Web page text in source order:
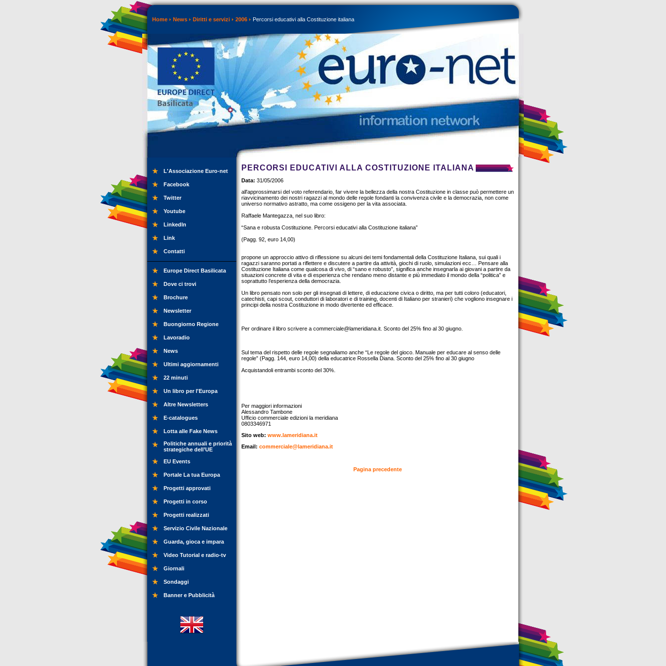
Home News Diritti e servizi 2006 Percorsi educativi alla Costituzione italiana
L'Associazione Euro-net
Facebook
Twitter
Youtube
LinkedIn
Link
Contatti
Europe Direct Basilicata
Dove ci trovi
Brochure
Newsletter
Buongiorno Regione
Lavoradio
News
Ultimi aggiornamenti
22 minuti
Un libro per l'Europa
Altre Newsletters
E-catalogues
Lotta alle Fake News
Politiche annuali e priorità
strategiche dell’UE
EU Events
Portale La tua Europa
Progetti approvati
Progetti in corso
Progetti realizzati
Servizio Civile Nazionale
Guarda, gioca e impara
Video Tutorial e radio-tv
Giornali
Sondaggi
Banner e Pubblicità
PERCORSI EDUCATIVI ALLA COSTITUZIONE ITALIANA
Data: 31/05/2006
all'approssimarsi del voto referendario, far vivere la bellezza della nostra Costituzione in classe può permettere un
riavvicinamento dei nostri ragazzi al mondo delle regole fondanti la convivenza civile e la democrazia, non come
universo normativo astratto, ma come ossigeno per la vita associata.
Raffaele Mantegazza, nel suo libro:
“Sana e robusta Costituzione. Percorsi educativi alla Costituzione italiana”
(Pagg. 92, euro 14,00)
propone un approccio attivo di riflessione su alcuni dei temi fondamentali della Costituzione Italiana, sui quali i
ragazzi saranno portati a riflettere e discutere a partire da attività, giochi di ruolo, simulazioni ecc… Pensare alla
Costituzione Italiana come qualcosa di vivo, di “sano e robusto”, significa anche insegnarla ai giovani a partire da
situazioni concrete di vita e di esperienza che rendano meno distante e più immediato il mondo della “politica” e
soprattutto l’esperienza della democrazia.
Un libro pensato non solo per gli insegnati di lettere, di educazione civica o diritto, ma per tutti coloro (educatori,
catechisti, capi scout, conduttori di laboratori e di training, docenti di Italiano per stranieri) che vogliono insegnare i
principi della nostra Costituzione in modo divertente ed efficace.
Per ordinare il libro scrivere a commerciale@lameridiana.it . Sconto del 25% fino al 30 giugno.
Sul tema del rispetto delle regole segnaliamo anche “Le regole del gioco. Manuale per educare al senso delle
regole” (Pagg. 144, euro 14,00) della educatrice Rossella Diana. Sconto del 25% fino al 30 giugno
Acquistandoli entrambi sconto del 30%.
Per maggiori informazioni
Alessandro Tambone
Ufficio commerciale edizioni la meridiana
0803346971
Sito web: www.lameridiana.it
Email: commerciale@lameridiana.it
Pagina precedente